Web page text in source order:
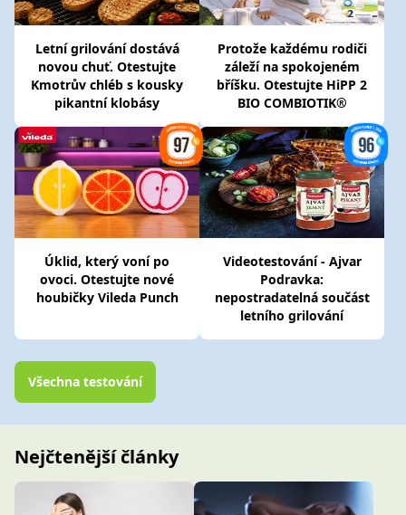
Letní grilování dostává
novou chuť. Otestujte
Kmotrův chléb s kousky
pikantní klobásy
Protože každému rodiči
záleží na spokojeném
bříšku. Otestujte HiPP 2
BIO COMBIOTIK®
Úklid, který voní po
ovoci. Otestujte nové
houbičky Vileda Punch
Videotestování - Ajvar
Podravka:
nepostradatelná součást
letního grilování
Všechna testování
Nejčtenější články